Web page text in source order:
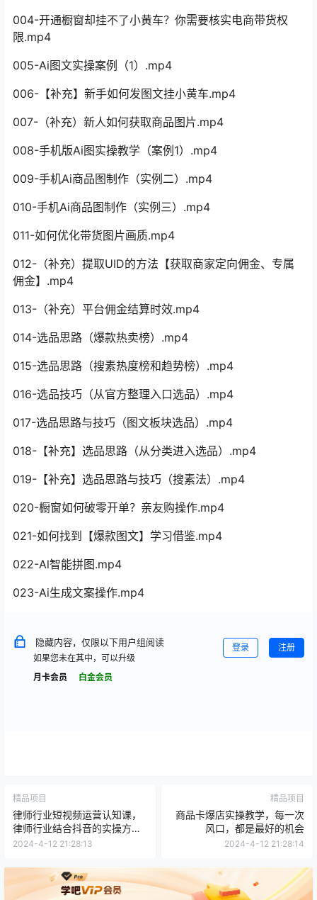
004-开通橱窗却挂不了小黄车？你需要核实电商带货权
限.mp4
005-Ai图文实操案例（1）.mp4
006-【补充】新手如何发图文挂小黄车.mp4
007-（补充）新人如何获取商品图片.mp4
008-手机版Ai图实操教学（案例1）.mp4
009-手机Ai商品图制作（实例二）.mp4
010-手机Ai商品图制作（实例三）.mp4
011-如何优化带货图片画质.mp4
012-（补充）提取UID的方法【获取商家定向佣金、专属
佣金】.mp4
013-（补充）平台佣金结算时效.mp4
014-选品思路（爆款热卖榜）.mp4
015-选品思路（搜素热度榜和趋势榜）.mp4
016-选品技巧（从官方整理入口选品）.mp4
017-选品思路与技巧（图文板块选品）.mp4
018-【补充】选品思路（从分类进入选品）.mp4
019-【补充】选品思路与技巧（搜素法）.mp4
020-橱窗如何破零开单？亲友购操作.mp4
021-如何找到【爆款图文】学习借鉴.mp4
022-Al智能拼图.mp4
023-Ai生成文案操作.mp4
隐藏内容，仅限以下用户组阅读
如果您未在其中，可以升级
月卡会员
白金会员
登录 注册
精品项目
律师行业短视频运营认知课，
律师行业结合抖音的实操方
法，帮助律师更加落地精细化
2024-4-12 21:28:13
精品项目
商品卡爆店实操教学，每一次
风口，都是最好的机会
2024-4-12 21:28:14